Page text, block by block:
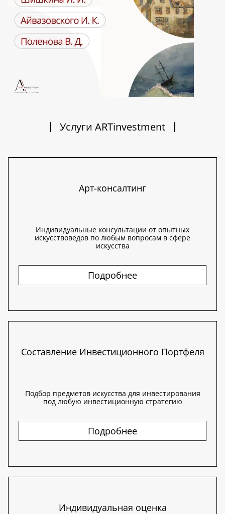
Услуги ARTinvestment
Арт-консалтинг
Индивидуальные консультации от опытных
искусствоведов по любым вопросам в сфере
искусства
Подробнее
Составление Инвестиционного Портфеля
Подбор предметов искусства для инвестирования
под любую инвестиционную стратегию
Подробнее
Индивидуальная оценка